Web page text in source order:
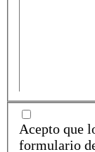
Acepto que
formulario